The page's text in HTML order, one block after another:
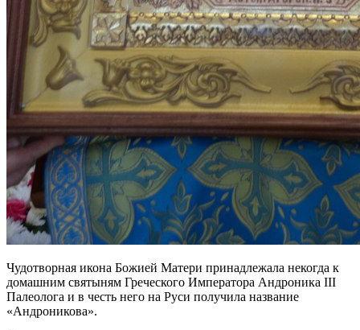
Чудотворная икона Божией Матери принадлежала некогда к
домашним святыням Греческого Императора Андроника III
Палеолога и в честь него на Руси получила название
«Андроникова».